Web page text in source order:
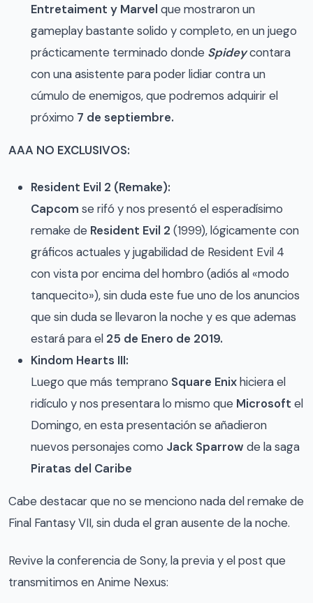
Entretaiment y Marvel que mostraron un
gameplay bastante solido y completo, en un juego
prácticamente terminado donde Spideycontara
con una asistente para poder lidiar contra un
cúmulo de enemigos, que podremos adquirir el
próximo 7 de septiembre.
AAA NO EXCLUSIVOS:
Resident Evil 2 (Remake):
Capcom se rifó y nos presentó el esperadísimo
remake de Resident Evil 2 (1999), lógicamente con
gráficos actuales y jugabilidad de Resident Evil 4
con vista por encima del hombro (adiós al «modo
tanquecito»), sin duda este fue uno de los anuncios
que sin duda se llevaron la noche y es que ademas
estará para el 25 de Enero de 2019.
Kindom Hearts III:
Luego que más temprano Square Enixhiciera el
ridículo y nos presentara lo mismo que Microsoft el
Domingo, en esta presentación se añadieron
nuevos personajes como Jack Sparrow de la saga
Piratas del Caribe
Cabe destacar que no se menciono nada del remake de
Final Fantasy VII, sin duda el gran ausente de la noche.
Revive la conferencia de Sony, la previa y el post que
transmitimos en Anime Nexus: